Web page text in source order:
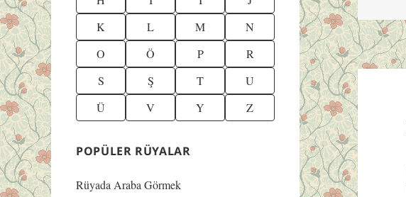
K
L M
N
O
Ö P
R
S
Ş T
U
Ü
V Y Z
POPÜLER RÜYALAR
Rüyada Araba Görmek